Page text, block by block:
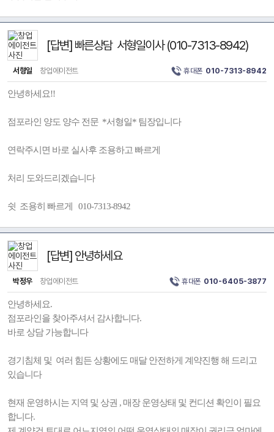
[답변] 빠른상담 서형일이사 (010-7313-8942)
서형일 창업에이전트 휴대폰 010-7313-8942
안녕하세요!!
점포라인 양도 양수 전문 *서형일* 팀장입니다
연락주시면 바로 실사후 조용하고 빠르게
처리 도와드리겠습니다
쉿 조용히 빠르게 010-7313-8942
[답변] 안녕하세요
박정우 창업에이전트 휴대폰 010-6405-3877
안녕하세요.
점포라인을 찾아주셔서 감사합니다.
바로 상담 가능합니다
경기침체 및 여러 힘든 상황에도 매달 안전하게 계약진행 해 드리고
있습니다
현재 운영하시는 지역 및 상권 , 매장 운영상태 및 컨디션 확인이 필요
합니다.